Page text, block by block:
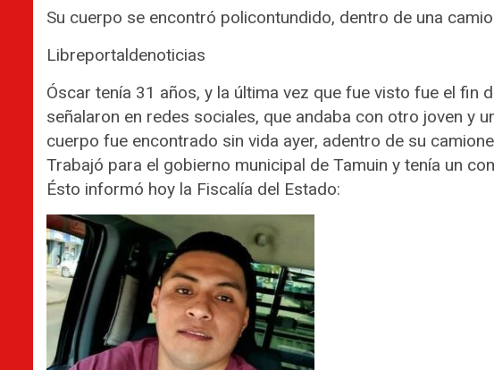
Su cuerpo se encontró policontundido, dentro de una
Libreportaldenoticias
Óscar tenía 31 años, y la última vez que fue visto fue el fin
señalaron en redes sociales, que andaba con otro joven y
cuerpo fue encontrado sin vida ayer, adentro de su
Trabajó para el gobierno municipal de Tamuin y tenía un
Ésto informó hoy la Fiscalía del Estado: